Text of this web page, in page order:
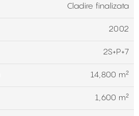
Cladire finalizata
2002
2S+P+7
14,800 m²
1,600 m²